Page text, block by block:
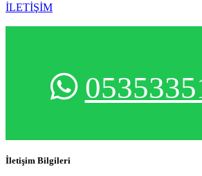
İLETİŞİM
İletişim Bilgileri